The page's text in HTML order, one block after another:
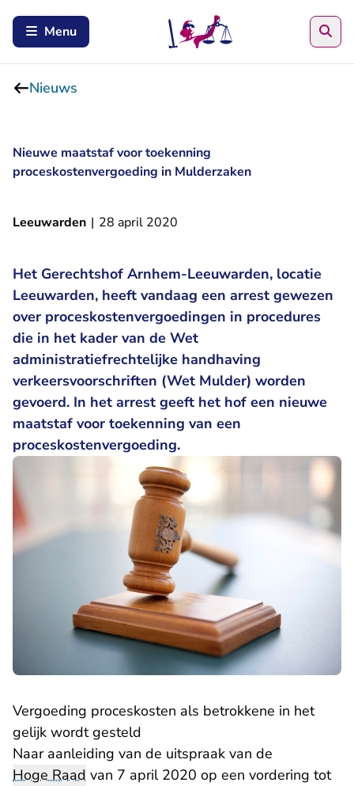
Menu
Nieuws
Nieuwe maatstaf voor toekenning
proceskostenvergoeding in Mulderzaken
Leeuwarden | 28 april 2020
Het Gerechtshof Arnhem-Leeuwarden, locatie
Leeuwarden, heeft vandaag een arrest gewezen
over proceskostenvergoedingen in procedures
die in het kader van de Wet
administratiefrechtelijke handhaving
verkeersvoorschriften (Wet Mulder) worden
gevoerd. In het arrest geeft het hof een nieuwe
maatstaf voor toekenning van een
proceskostenvergoeding.
Vergoeding proceskosten als betrokkene in het
gelijk wordt gesteld
Naar aanleiding van de uitspraak van de
Hoge Raad van 7 april 2020 op een vordering tot